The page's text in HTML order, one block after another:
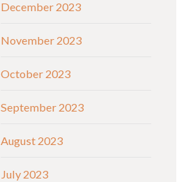
December 2023
November 2023
October 2023
September 2023
August 2023
July 2023